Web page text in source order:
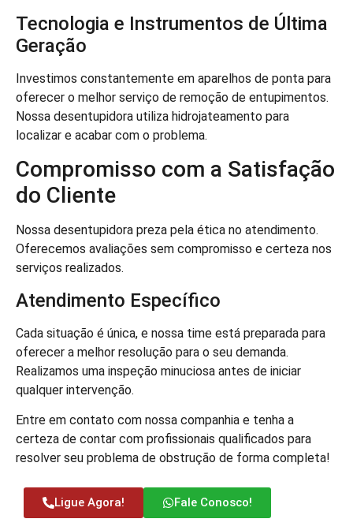
Tecnologia e Instrumentos de Última
Geração
Investimos constantemente em aparelhos de ponta para
oferecer o melhor serviço de remoção de entupimentos.
Nossa desentupidora utiliza hidrojateamento para
localizar e acabar com o problema.
Compromisso com a Satisfação
do Cliente
Nossa desentupidora preza pela ética no atendimento.
Oferecemos avaliações sem compromisso e certeza nos
serviços realizados.
Atendimento Específico
Cada situação é única, e nossa time está preparada para
oferecer a melhor resolução para o seu demanda.
Realizamos uma inspeção minuciosa antes de iniciar
qualquer intervenção.
Entre em contato com nossa companhia e tenha a
certeza de contar com profissionais qualificados para
resolver seu problema de obstrução de forma completa!
Ligue Agora! Fale Conosco!